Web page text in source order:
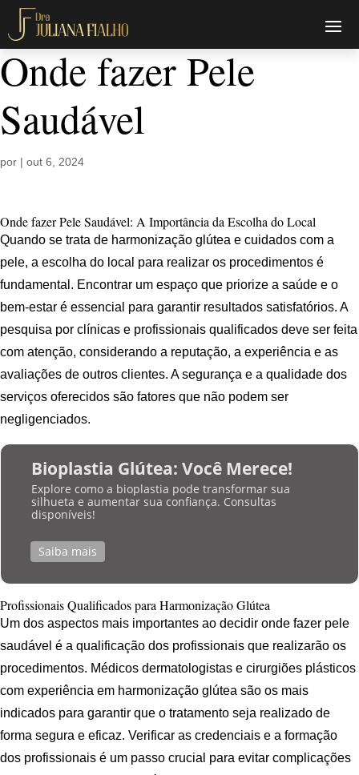
Onde fazer Pele
Saudável
por | out 6, 2024
Onde fazer Pele Saudável: A Importância da Escolha do Local
Quando se trata de harmonização glútea e cuidados com a
pele, a escolha do local para realizar os procedimentos é
fundamental. Encontrar um espaço que priorize a saúde e o
bem-estar é essencial para garantir resultados satisfatórios. A
pesquisa por clínicas e profissionais qualificados deve ser feita
com atenção, considerando a reputação, a experiência e as
avaliações de outros clientes. A segurança e a qualidade dos
serviços oferecidos são fatores que não podem ser
negligenciados.
Bioplastia Glútea: Você Merece!
Explore como a bioplastia pode transformar sua
silhueta e aumentar sua confiança. Consultas
disponíveis!
Saiba mais
Profissionais Qualificados para Harmonização Glútea
Um dos aspectos mais importantes ao decidir onde fazer pele
saudável é a qualificação dos profissionais que realizarão os
procedimentos. Médicos dermatologistas e cirurgiões plásticos
com experiência em harmonização glútea são os mais
indicados para garantir que o tratamento seja realizado de
forma segura e eficaz. Verificar as credenciais e a formação
dos profissionais é um passo crucial para evitar complicações